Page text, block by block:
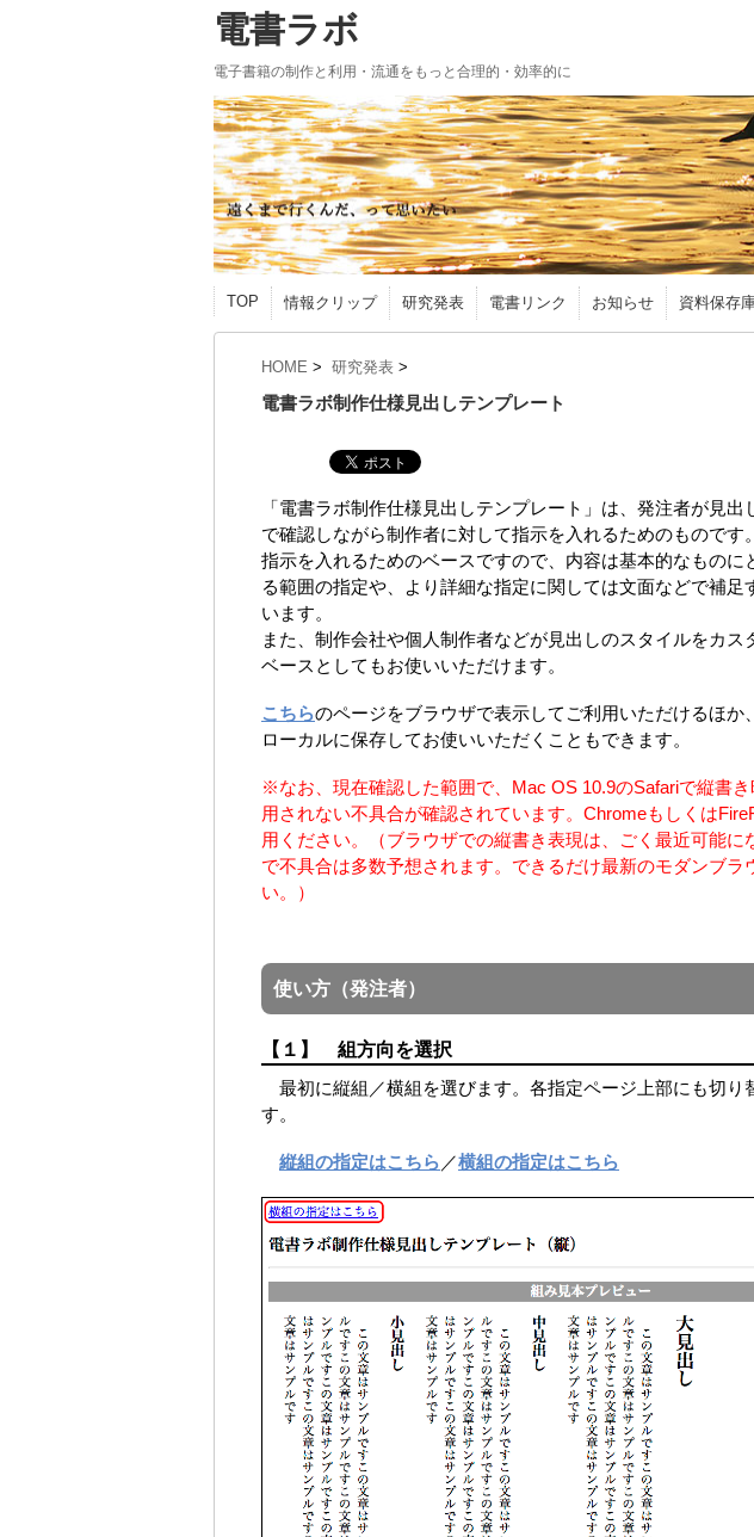
電書ラボ
電子書籍の制作と利用・流通をもっと合理的・効率的に
TOP 情報クリップ 研究発表 電書リンク お知らせ 資料保存
HOME > 研究発表 >
電書ラボ制作仕様見出しテンプレート
「電書ラボ制作仕様見出しテンプレート」は、発注者が見出
で確認しながら制作者に対して指示を入れるためのものです。
指示を入れるためのベースですので、内容は基本的なものに
る範囲の指定や、より詳細な指定に関しては文面などで補足
います。
また、制作会社や個人制作者などが見出しのスタイルをカス
ベースとしてもお使いいただけます。
こちらのページをブラウザで表示してご利用いただけるほか
ローカルに保存してお使いいただくこともできます。
※なお、現在確認した範囲で、Mac OS 10.9のSafariで縦書
用されない不具合が確認されています。Chromeもしくは
用ください。（ブラウザでの縦書き表現は、ごく最近可能に
で不具合は多数予想されます。できるだけ最新のモダンブラ
い。）
使い方（発注者）
【１】 組方向を選択
最初に縦組／横組を選びます。各指定ページ上部にも切り
す。
縦組の指定はこちら ／横組の指定はこちら